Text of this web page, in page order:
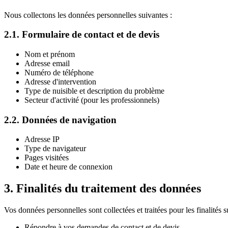
Nous collectons les données personnelles suivantes :
2.1. Formulaire de contact et de devis
Nom et prénom
Adresse email
Numéro de téléphone
Adresse d'intervention
Type de nuisible et description du problème
Secteur d'activité (pour les professionnels)
2.2. Données de navigation
Adresse IP
Type de navigateur
Pages visitées
Date et heure de connexion
3. Finalités du traitement des données
Vos données personnelles sont collectées et traitées pour les finalités